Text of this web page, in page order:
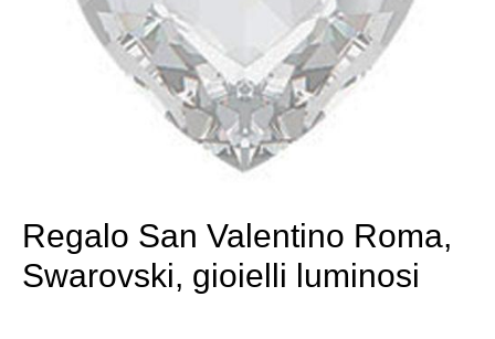
Regalo San Valentino Roma,
Swarovski, gioielli luminosi